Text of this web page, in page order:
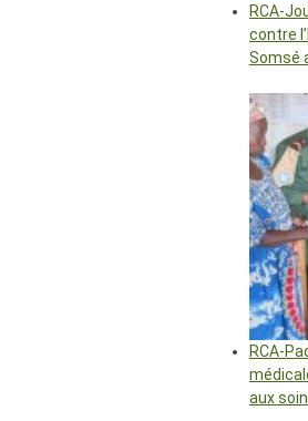
RCA-
contre
Somsé
RCA-
aux